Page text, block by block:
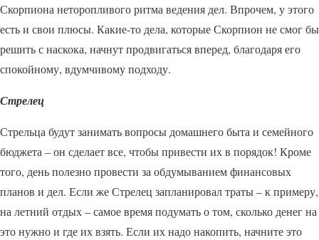
Скорпиона неторопливого ритма ведения дел. Впрочем, у этого
есть и свои плюсы. Какие-то дела, которые Скорпион не смог бы
решить с наскока, начнут продвигаться вперед, благодаря его
спокойному, вдумчивому подходу.
Стрелец
Стрельца будут занимать вопросы домашнего быта и семейного
бюджета – он сделает все, чтобы привести их в порядок! Кроме
того, день полезно провести за обдумыванием финансовых
планов и дел. Если же Стрелец запланировал траты – к примеру,
на летний отдых – самое время подумать о том, сколько денег на
это нужно и где их взять. Если их надо накопить, начните это